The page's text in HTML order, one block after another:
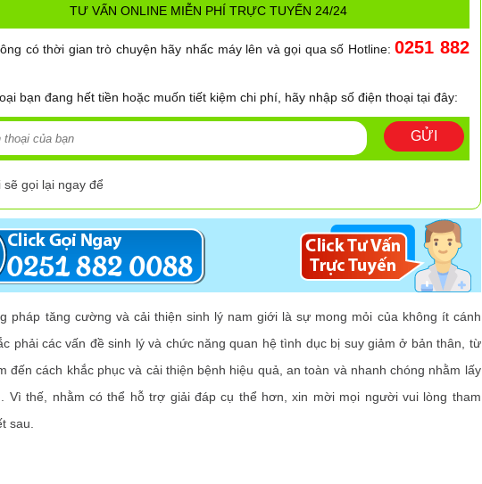
TƯ VẤN ONLINE MIỄN PHÍ TRỰC TUYẾN 24/24
có thời gian trò chuyện hãy nhấc máy lên và gọi qua số Hotline:0251 882
bạn đang hết tiền hoặc muốn tiết kiệm chi phí, hãy nhập số điện thoại tại đây:
GỬI
sẽ gọi lại ngay để
tăng cường và cải thiện sinh lý nam giới là sự mong mỏi của không ít cánh
phải các vấn đề sinh lý và chức năng quan hệ tình dục bị suy giảm ở bản thân, từ
đến cách khắc phục và cải thiện bệnh hiệu quả, an toàn và nhanh chóng nhằm lấy
Vì thế, nhằm có thể hỗ trợ giải đáp cụ thể hơn, xin mời mọi người vui lòng tham
sau.